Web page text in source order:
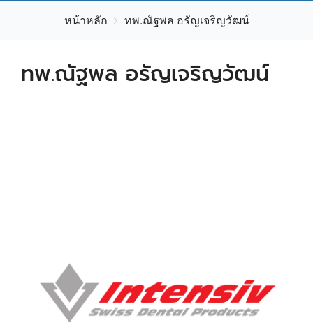
หน้าหลัก ทพ.ณัฐพล อรัญเจริญวัฒน์
ทพ.ณัฐพล อรัญเจริญวัฒน์